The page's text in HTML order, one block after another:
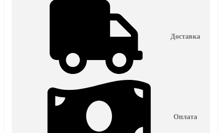
Доставка
Оплата